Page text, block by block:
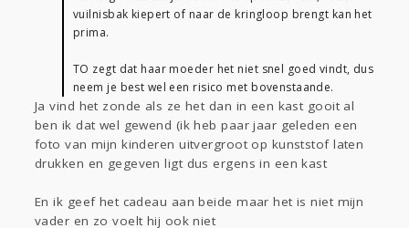
vuilnisbak kiepert of naar de kringloop brengt kan het
prima.
TO zegt dat haar moeder het niet snel goed vindt, dus
neem je best wel een risico met bovenstaande.
Ja vind het zonde als ze het dan in een kast gooit al
ben ik dat wel gewend (ik heb paar jaar geleden een
foto van mijn kinderen uitvergroot op kunststof laten
drukken en gegeven ligt dus ergens in een kast
En ik geef het cadeau aan beide maar het is niet mijn
vader en zo voelt hij ook niet